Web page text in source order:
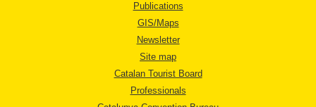
Publications
GIS/Maps
Newsletter
Site map
Catalan Tourist Board
Professionals